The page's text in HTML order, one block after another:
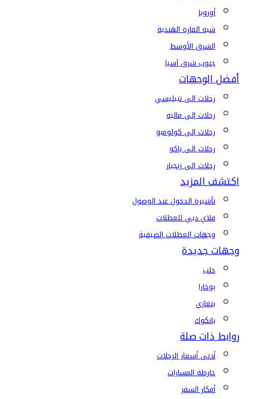
أوروبا
شبه القارة الهندية
الشرق الأوسط
جنوب شرق آسيا
أفضل الوجهات
رحلات إلى تبيليسي
رحلات إلى ماليه
رحلات إلى كولومبو
رحلات إلى باكو
رحلات إلى زنجبار
اكتشف المزيد
تأشيرة الدخول عند الوصول
فلاي دبي للعطلات
وجهات العطلات الصيفية
وجهات جديدة
حلب
بوخارا
بنغازي
بانكوك
روابط ذات صلة
أدنى أسعار الرحلات
خارطة المسارات
أفكار السفر